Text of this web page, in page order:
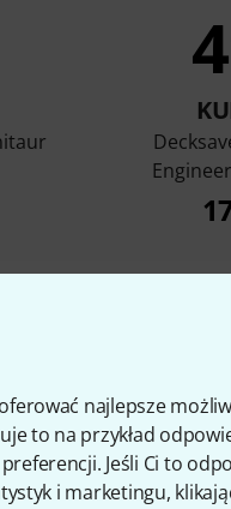
najlepsze
to na przykład
Jeśli Ci to
i marketingu,